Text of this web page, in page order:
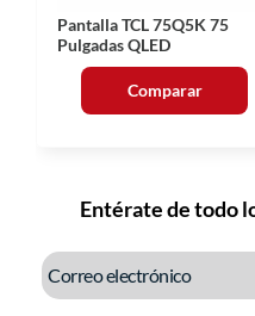
Pantalla TCL 75Q5K 75
Pulgadas QLED
Comparar
Entérate de todo